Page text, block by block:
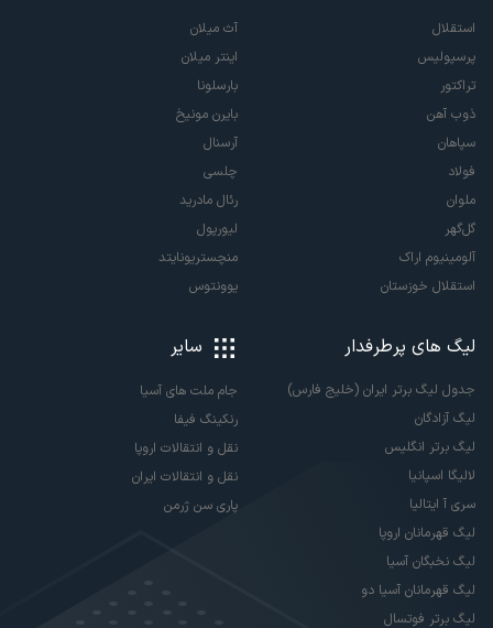
استقلال
پرسپولیس
تراکتور
ذوب آهن
سپاهان
فولاد
ملوان
گل‌گهر
آلومینیوم اراک
استقلال خوزستان
آث میلان
اینتر میلان
بارسلونا
بایرن مونیخ
آرسنال
چلسی
رئال مادرید
لیورپول
منچستریونایتد
یوونتوس
لیگ های پرطرفدار
جدول لیگ برتر ایران (خلیج فارس)
لیگ آزادگان
لیگ برتر انگلیس
لالیگا اسپانیا
سری آ ایتالیا
لیگ قهرمانان اروپا
لیگ نخبگان آسیا
لیگ قهرمانان آسیا دو
لیگ برتر فوتسال
سایر
جام ملت های آسیا
رنکینگ فیفا
نقل و انتقالات اروپا
نقل و انتقالات ایران
پاری سن ژرمن